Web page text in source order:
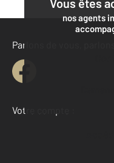
nos agents
Parlons de vous, parlons
Votre compte :